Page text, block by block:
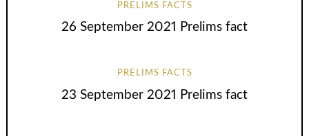
PRELIMS FACTS
26 September 2021 Prelims fact
PRELIMS FACTS
23 September 2021 Prelims fact